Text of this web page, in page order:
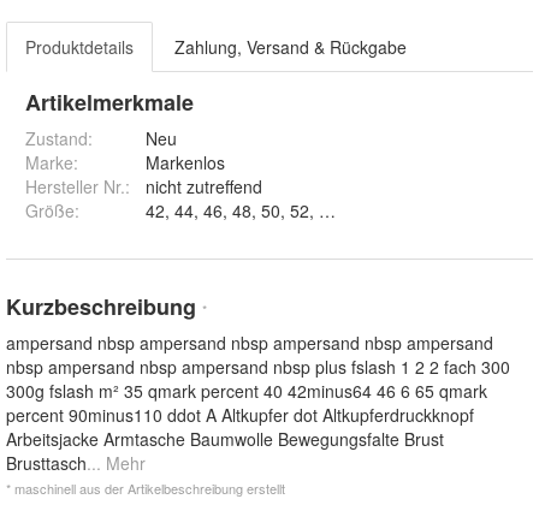
Produktdetails Zahlung, Versand & Rückgabe
Artikelmerkmale
Zustand:
Neu
Marke:
Markenlos
Hersteller Nr.:
nicht zutreffend
Größe:
Kurzbeschreibung *
ampersand nbsp ampersand nbsp ampersand nbsp ampersand
nbsp ampersand nbsp ampersand nbsp plus fslash 1 2 2 fach 300
300g fslash m² 35 qmark percent 40 42minus64 46 6 65 qmark
percent 90minus110 ddot A Altkupfer dot Altkupferdruckknopf
Arbeitsjacke Armtasche Baumwolle Bewegungsfalte Brust
Brusttasch... Mehr
* maschinell aus der Artikelbeschreibung erstellt